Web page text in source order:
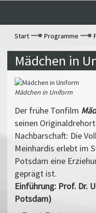
Start
Programme
Mädchen in
Mädchen in Uniform
Der frühe Tonfilm
seinen
Nachbarschaft: Die
Meinhardis erlebt im
Potsdam eine
geprägt ist.
Einführung: Prof. Dr.
Potsdam)